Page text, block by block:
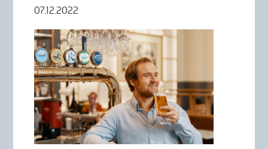
07.12.2022